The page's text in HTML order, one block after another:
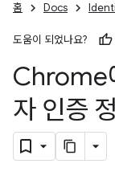
홈 Docs
도움이 되었나요?
Chrome
자 인증